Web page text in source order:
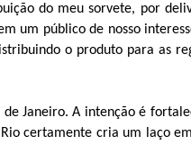
do meu sorvete, por
um público de nosso
o produto para as
Janeiro. A intenção é
certamente cria um laço